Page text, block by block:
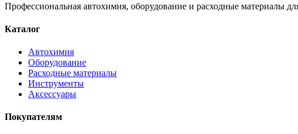
Профессиональная автохимия, оборудование и расходные материалы
Каталог
Автохимия
Оборудование
Расходные материалы
Инструменты
Аксессуары
Покупателям